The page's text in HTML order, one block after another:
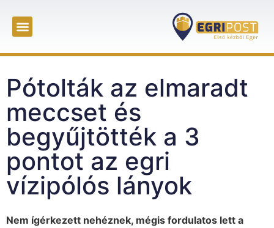
Pótolták az elmaradt
meccset és
begyűjtötték a 3
pontot az egri
vízipólós lányok
Nem ígérkezett nehéznek, mégis fordulatos lett a